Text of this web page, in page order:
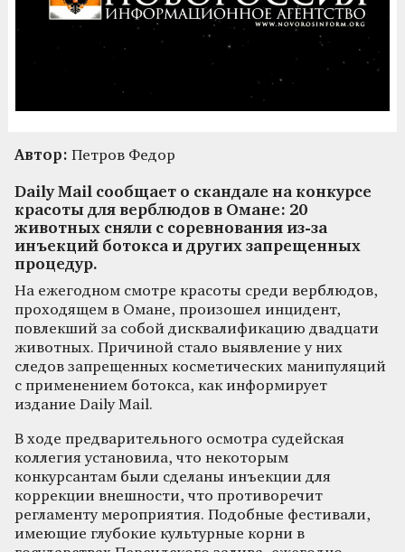
Автор: Петров Федор
Daily Mail сообщает о скандале на конкурсе
красоты для верблюдов в Омане: 20
животных сняли с соревнования из-за
инъекций ботокса и других запрещенных
процедур.
На ежегодном смотре красоты среди верблюдов,
проходящем в Омане, произошел инцидент,
повлекший за собой дисквалификацию двадцати
животных. Причиной стало выявление у них
следов запрещенных косметических манипуляций
с применением ботокса, как информирует
издание Daily Mail.
В ходе предварительного осмотра судейская
коллегия установила, что некоторым
конкурсантам были сделаны инъекции для
коррекции внешности, что противоречит
регламенту мероприятия. Подобные фестивали,
имеющие глубокие культурные корни в